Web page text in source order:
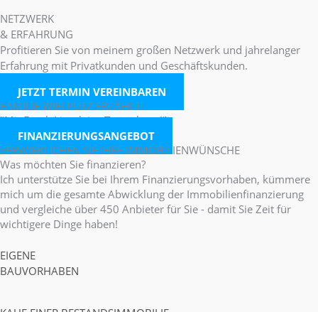
NETZWERK
& ERFAHRUNG
Profitieren Sie von meinem großen Netzwerk und jahrelanger
Erfahrung mit Privatkunden und Geschäftskunden.
JETZT TERMIN VEREINBAREN
FAMILIE WIELPÜTZ ERZÄHLT:
"Mit Frank Lissok ins Traumhaus!"
FINANZIERUNGSANGEBOT
VERWIRKLICHEN SIE IHRE IMMOBILIENWÜNSCHE
Was möchten Sie finanzieren?
Ich unterstütze Sie bei Ihrem Finanzierungsvorhaben, kümmere
mich um die gesamte Abwicklung der Immobilienfinanzierung
und vergleiche über 450 Anbieter für Sie - damit Sie Zeit für
wichtigere Dinge haben!
EIGENE
BAUVORHABEN